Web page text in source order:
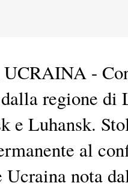
-
regione di
e Luhansk.
al
Ucraina nota